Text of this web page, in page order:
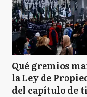
Qué gremios
la Ley de
del capítulo de